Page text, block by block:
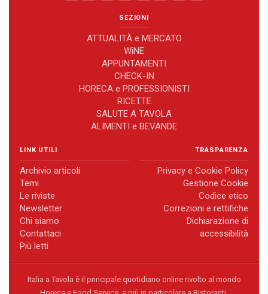
SEZIONI
ATTUALITÀ e MERCATO
WiNE
APPUNTAMENTI
CHECK-IN
HORECA e PROFESSIONISTI
RICETTE
SALUTE A TAVOLA
ALIMENTI e BEVANDE
LINK UTILI
Archivio articoli
Temi
Le riviste
Newsletter
Chi siamo
Contattaci
Più letti
TRASPARENZA
Privacy e Cookie Policy
Gestione Cookie
Codice etico
Correzioni e rettifiche
Dichiarazione di
accessibilità
Italia a Tavola è il principale quotidiano online rivolto al mondo